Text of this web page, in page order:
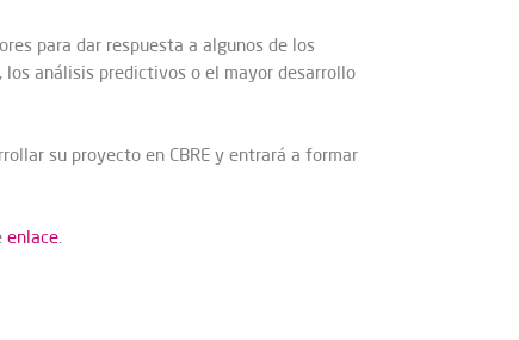
para dar respuesta a algunos de los
los análisis predictivos o el mayor desarrollo
su proyecto en CBRE y entrará a formar
enlace.